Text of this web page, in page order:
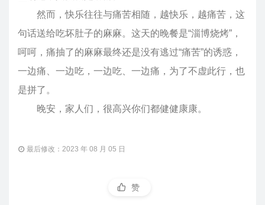
然而，快乐往往与痛苦相随，越快乐，越痛苦，这
句话送给吃坏肚子的麻麻。这天的晚餐是“淄博烧烤”，
呵呵，痛抽了的麻麻最终还是没有逃过“痛苦”的诱惑，
一边痛、一边吃，一边吃、一边痛，为了不虚此行，也
是拼了。
晚安，家人们，很高兴你们都健健康康。
最后修改：2023 年 08 月 05 日
赞